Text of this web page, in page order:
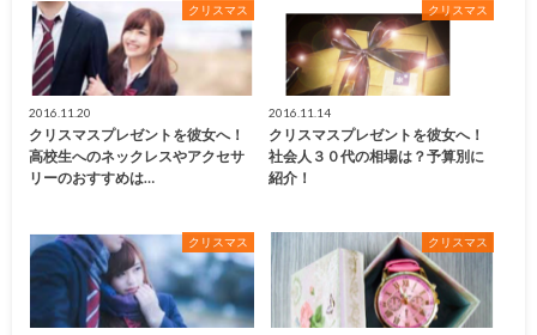
クリスマス
2016.11.20
クリスマスプレゼントを彼女へ！
高校生へのネックレスやアクセサ
リーのおすすめは…
クリスマス
2016.11.14
クリスマスプレゼントを彼女へ！
社会人３０代の相場は？予算別に
紹介！
クリスマス クリスマス